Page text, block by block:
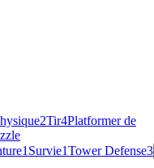
2Tir4Platformer de
1 Survie1Tower Defense3